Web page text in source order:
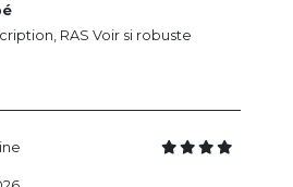
RAS Voir si robuste